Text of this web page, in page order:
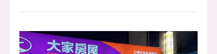
&mdash;&mdash; 「好的房仲，不只是賣房子的
夜，安信團隊不談成交、不談業績， 只談「陪
伴」與「真心」。 看到孩子的笑容、長輩的感